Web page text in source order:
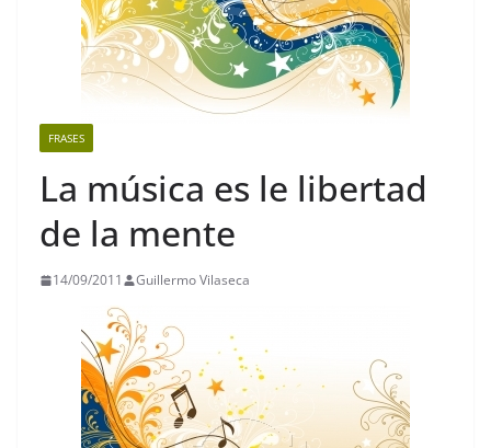
FRASES
La música es le libertad
de la mente
14/09/2011 Guillermo Vilaseca